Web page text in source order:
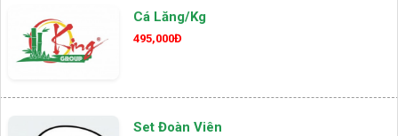
Cá Lăng/kg
495,000Đ
Set Đoàn Viên